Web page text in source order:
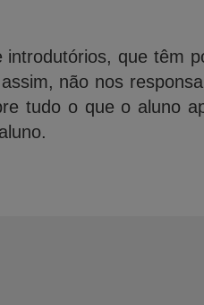
que têm
não nos
tudo o que o aluno